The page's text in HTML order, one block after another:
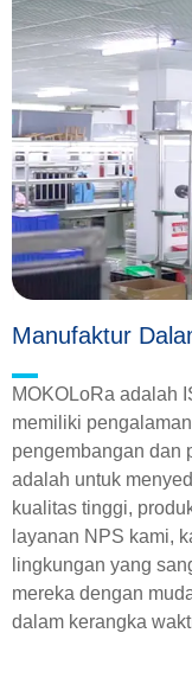
Manufaktur
MOKOLoRa adalah
memiliki
pengembangan dan
adalah untuk
kualitas tinggi,
layanan NPS kami,
lingkungan yang
mereka dengan
dalam kerangka